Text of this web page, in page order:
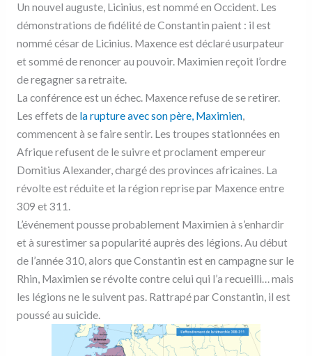
Un nouvel auguste, Licinius, est nommé en Occident. Les
démonstrations de fidélité de Constantin paient : il est
nommé césar de Licinius. Maxence est déclaré usurpateur
et sommé de renoncer au pouvoir. Maximien reçoit l’ordre
de regagner sa retraite.
La conférence est un échec. Maxence refuse de se retirer.
Les effets de la rupture avec son père, Maximien,
commencent à se faire sentir. Les troupes stationnées en
Afrique refusent de le suivre et proclament empereur
Domitius Alexander, chargé des provinces africaines. La
révolte est réduite et la région reprise par Maxence entre
309 et 311.
L’événement pousse probablement Maximien à s’enhardir
et à surestimer sa popularité auprès des légions. Au début
de l’année 310, alors que Constantin est en campagne sur le
Rhin, Maximien se révolte contre celui qui l’a recueilli… mais
les légions ne le suivent pas. Rattrapé par Constantin, il est
poussé au suicide.